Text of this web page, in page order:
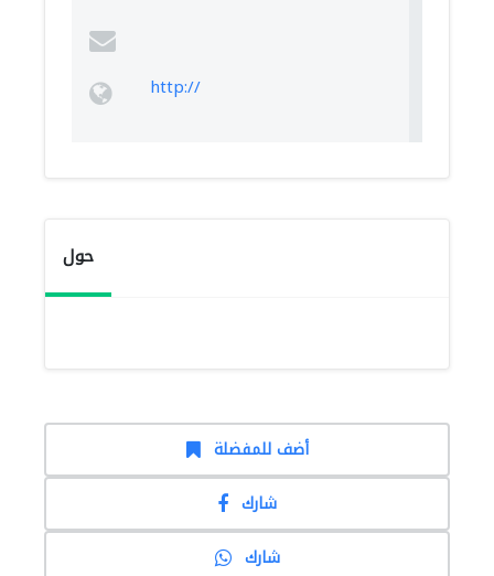
http://
حول
أضف للمفضلة
شارك
شارك